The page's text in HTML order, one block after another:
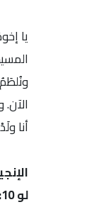
يا
أنا
لو 10: 25-37 (لوقا 8)